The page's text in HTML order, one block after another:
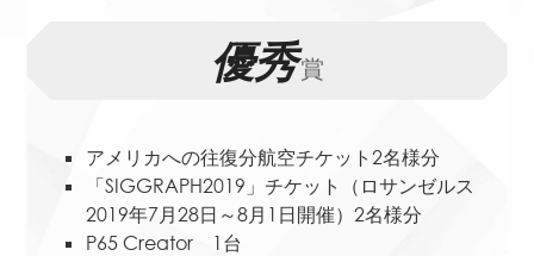
優秀賞
アメリカへの往復分航空チケット2名様分
「SIGGRAPH2019」チケット（ロサンゼルス
2019年7月28日～8月1日開催）2名様分
P65 Creator 1台